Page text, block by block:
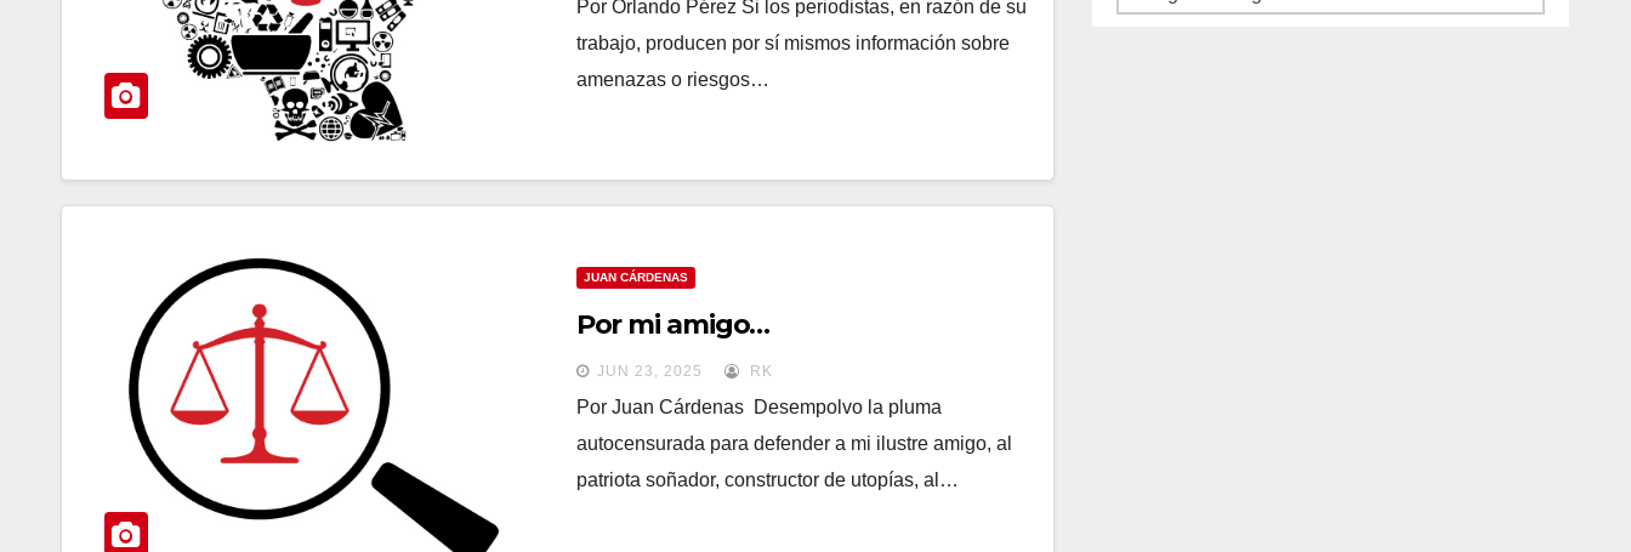
Por Orlando Pérez Si los periodistas, en razón de su
trabajo, producen por sí mismos información sobre
amenazas o riesgos…
JUAN CÁRDENAS
Por mi amigo…
JUN 23, 2025 RK
Por Juan Cárdenas Desempolvo la pluma
autocensurada para defender a mi ilustre amigo, al
patriota soñador, constructor de utopías, al…